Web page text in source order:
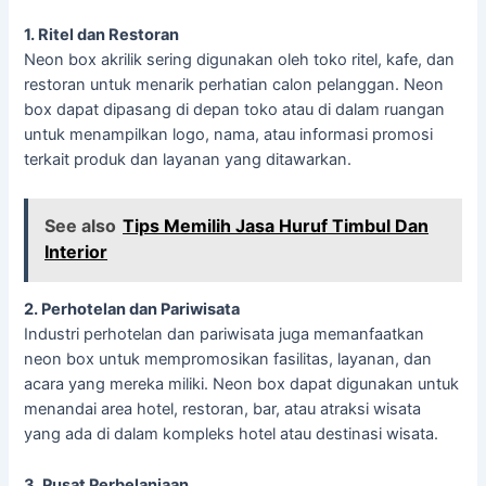
1. Ritel dan Restoran
Neon box akrilik sering digunakan oleh toko ritel, kafe, dan
restoran untuk menarik perhatian calon pelanggan. Neon
box dapat dipasang di depan toko atau di dalam ruangan
untuk menampilkan logo, nama, atau informasi promosi
terkait produk dan layanan yang ditawarkan.
See also Tips Memilih Jasa Huruf Timbul Dan
Interior
2. Perhotelan dan Pariwisata
Industri perhotelan dan pariwisata juga memanfaatkan
neon box untuk mempromosikan fasilitas, layanan, dan
acara yang mereka miliki. Neon box dapat digunakan untuk
menandai area hotel, restoran, bar, atau atraksi wisata
yang ada di dalam kompleks hotel atau destinasi wisata.